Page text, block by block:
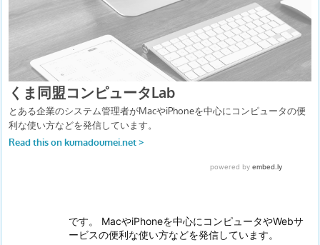
です。 MacやiPhoneを中心にコンピュータやWebサ
ービスの便利な使い方などを発信しています。